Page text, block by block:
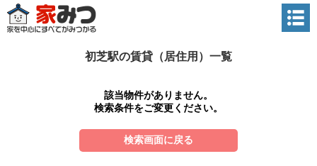
初芝駅の賃貸（居住用）一覧
該当物件がありません。
検索条件をご変更ください。
検索画面に戻る